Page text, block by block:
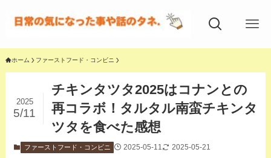
ホーム ファーストフード・コンビニ
チキンタツタ2025はコナンとの
再コラボ！タルタル南蛮チキンタ
ツタを食べた感想
2025
5/11
ファーストフード・コンビニ 2025-05-11 2025-05-21